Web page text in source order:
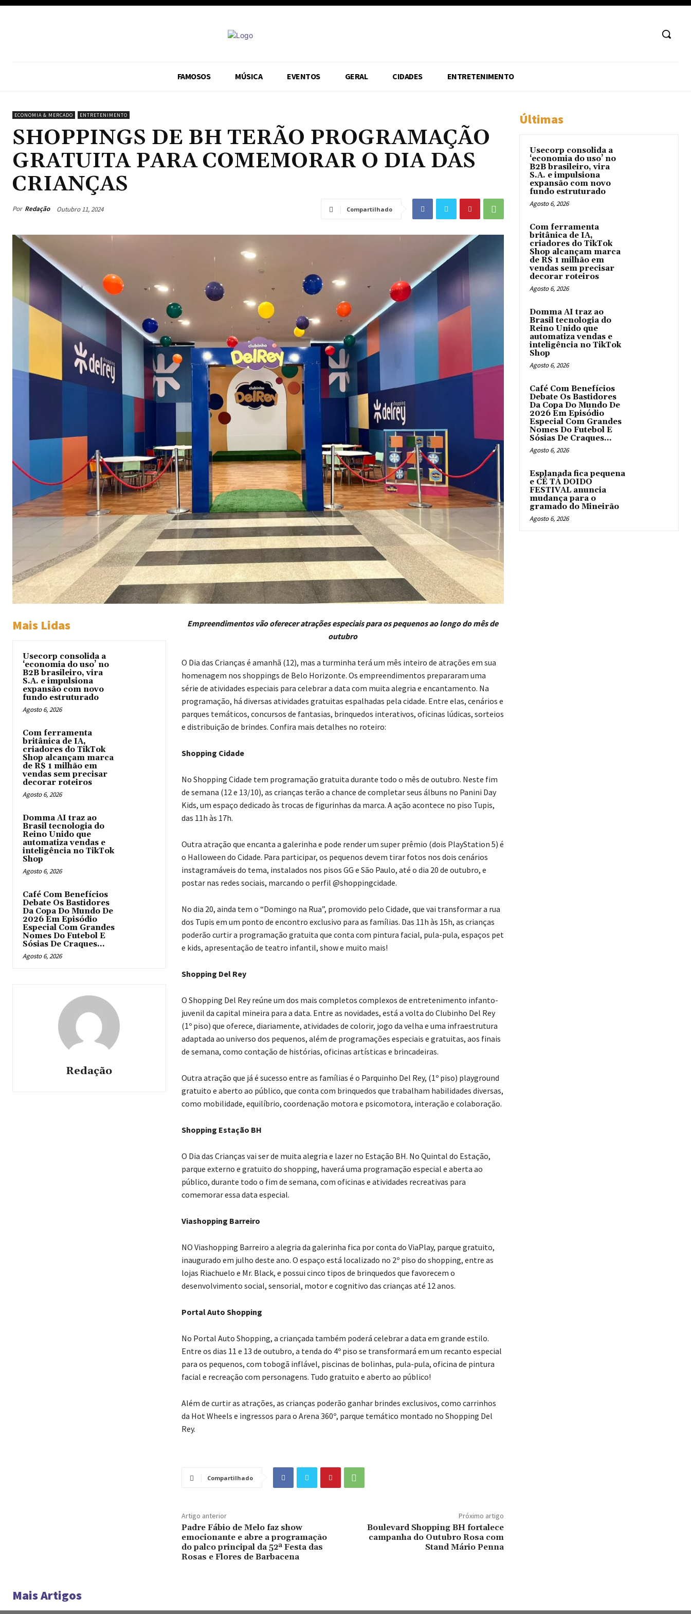
FAMOSOS MÚSICA EVENTOS GERAL CIDADES ENTRETENIMENTO
ECONOMIA & MERCADO ENTRETENIMENTO
SHOPPINGS DE BH TERÃO PROGRAMAÇÃO
GRATUITA PARA COMEMORAR O DIA DAS
CRIANÇAS
Por Redação Outubro 11, 2024 Compartilhado
Mais Lidas
Usecorp consolida a
‘economia do uso’ no
B2B brasileiro, vira
S.A. e impulsiona
expansão com novo
fundo estruturado
Agosto 6, 2026
Com ferramenta
britânica de IA,
criadores do TikTok
Shop alcançam marca
de R$ 1 milhão em
vendas sem precisar
decorar roteiros
Agosto 6, 2026
Domma AI traz ao
Brasil tecnologia do
Reino Unido que
automatiza vendas e
inteligência no TikTok
Shop
Agosto 6, 2026
Café Com Benefícios
Debate Os Bastidores
Da Copa Do Mundo De
2026 Em Episódio
Especial Com Grandes
Nomes Do Futebol E
Sósias De Craques...
Agosto 6, 2026
Redação
Empreendimentos vão oferecer atrações especiais para os pequenos ao longo do mês de
outubro
O Dia das Crianças é amanhã (12), mas a turminha terá um mês inteiro de atrações em sua
homenagem nos shoppings de Belo Horizonte. Os empreendimentos prepararam uma
série de atividades especiais para celebrar a data com muita alegria e encantamento. Na
programação, há diversas atividades gratuitas espalhadas pela cidade. Entre elas, cenários e
parques temáticos, concursos de fantasias, brinquedos interativos, oficinas lúdicas, sorteios
e distribuição de brindes. Confira mais detalhes no roteiro:
Shopping Cidade
No Shopping Cidade tem programação gratuita durante todo o mês de outubro. Neste fim
de semana (12 e 13/10), as crianças terão a chance de completar seus álbuns no Panini Day
Kids, um espaço dedicado às trocas de figurinhas da marca. A ação acontece no piso Tupis,
das 11h às 17h.
Outra atração que encanta a galerinha e pode render um super prêmio (dois PlayStation 5) é
o Halloween do Cidade. Para participar, os pequenos devem tirar fotos nos dois cenários
instagramáveis do tema, instalados nos pisos GG e São Paulo, até o dia 20 de outubro, e
postar nas redes sociais, marcando o perfil @shoppingcidade.
No dia 20, ainda tem o “Domingo na Rua”, promovido pelo Cidade, que vai transformar a rua
dos Tupis em um ponto de encontro exclusivo para as famílias. Das 11h às 15h, as crianças
poderão curtir a programação gratuita que conta com pintura facial, pula-pula, espaços pet
e kids, apresentação de teatro infantil, show e muito mais!
Shopping Del Rey
O Shopping Del Rey reúne um dos mais completos complexos de entretenimento infanto-
juvenil da capital mineira para a data. Entre as novidades, está a volta do Clubinho Del Rey
(1º piso) que oferece, diariamente, atividades de colorir, jogo da velha e uma infraestrutura
adaptada ao universo dos pequenos, além de programações especiais e gratuitas, aos finais
de semana, como contação de histórias, oficinas artísticas e brincadeiras.
Outra atração que já é sucesso entre as famílias é o Parquinho Del Rey, (1º piso) playground
gratuito e aberto ao público, que conta com brinquedos que trabalham habilidades diversas,
como mobilidade, equilíbrio, coordenação motora e psicomotora, interação e colaboração.
Shopping Estação BH
O Dia das Crianças vai ser de muita alegria e lazer no Estação BH. No Quintal do Estação,
parque externo e gratuito do shopping, haverá uma programação especial e aberta ao
público, durante todo o fim de semana, com oficinas e atividades recreativas para
comemorar essa data especial.
Viashopping Barreiro
NO Viashopping Barreiro a alegria da galerinha fica por conta do ViaPlay, parque gratuito,
inaugurado em julho deste ano. O espaço está localizado no 2º piso do shopping, entre as
lojas Riachuelo e Mr. Black, e possui cinco tipos de brinquedos que favorecem o
desenvolvimento social, sensorial, motor e cognitivo das crianças até 12 anos.
Portal Auto Shopping
No Portal Auto Shopping, a criançada também poderá celebrar a data em grande estilo.
Entre os dias 11 e 13 de outubro, a tenda do 4º piso se transformará em um recanto especial
para os pequenos, com tobogã inflável, piscinas de bolinhas, pula-pula, oficina de pintura
facial e recreação com personagens. Tudo gratuito e aberto ao público!
Além de curtir as atrações, as crianças poderão ganhar brindes exclusivos, como carrinhos
da Hot Wheels e ingressos para o Arena 360º, parque temático montado no Shopping Del
Rey.
Compartilhado
Artigo anterior
Padre Fábio de Melo faz show
emocionante e abre a programação
do palco principal da 52ª Festa das
Rosas e Flores de Barbacena
Próximo artigo
Boulevard Shopping BH fortalece
campanha do Outubro Rosa com
Stand Mário Penna
Mais Artigos
Últimas
Usecorp consolida a
‘economia do uso’ no
B2B brasileiro, vira
S.A. e impulsiona
expansão com novo
fundo estruturado
Agosto 6, 2026
Com ferramenta
britânica de IA,
criadores do TikTok
Shop alcançam marca
de R$ 1 milhão em
vendas sem precisar
decorar roteiros
Agosto 6, 2026
Domma AI traz ao
Brasil tecnologia do
Reino Unido que
automatiza vendas e
inteligência no TikTok
Shop
Agosto 6, 2026
Café Com Benefícios
Debate Os Bastidores
Da Copa Do Mundo De
2026 Em Episódio
Especial Com Grandes
Nomes Do Futebol E
Sósias De Craques...
Agosto 6, 2026
Esplanada fica pequena
e CÊ TÁ DOIDO
FESTIVAL anuncia
mudança para o
gramado do Mineirão
Agosto 6, 2026